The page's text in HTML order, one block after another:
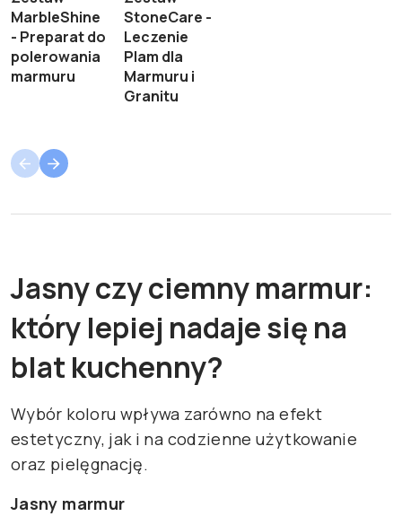
MarbleShine
- Preparat do
polerowania
marmuru
StoneCare -
Leczenie
Plam dla
Marmuru i
Granitu
Jasny czy ciemny marmur:
który lepiej nadaje się na
blat kuchenny?
Wybór koloru wpływa zarówno na efekt
estetyczny, jak i na codzienne użytkowanie
oraz pielęgnację.
Jasny marmur